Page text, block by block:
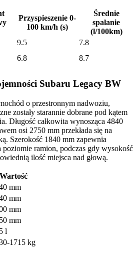
Przyspieszenie 0-
100 km/h (s)
Średnie
spalanie
(l/100km)
9.5
7.8
6.8 8.7
Subaru Legacy BW
o przestronnym nadwoziu,
zostały starannie dobrane pod kątem
Długość całkowita wynosząca 4840
osi 2750 mm przekłada się na
Szerokość 1840 mm zapewnia
poziomie ramion, podczas gdy wysokość
ilość miejsca nad głową.
Wartość
mm
mm
mm
mm
l
1715 kg